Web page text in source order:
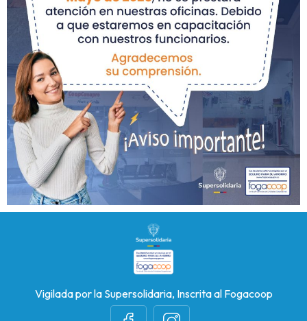
Vigilada por la Supersolidaria, Inscrita al Fogacoop